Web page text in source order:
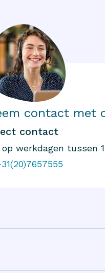
contact met
contact
op werkdagen tussen